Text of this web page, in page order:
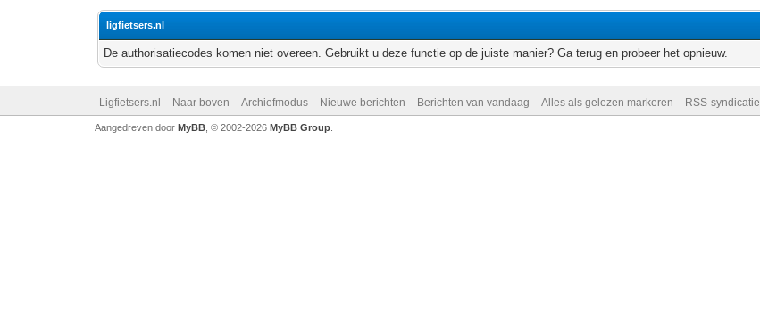
ligfietsers.nl
De authorisatiecodes komen niet overeen. Gebruikt u deze functie op de juiste manier? Ga terug en probeer het opnieuw.
Ligfietsers.nl Naar boven Archiefmodus Nieuwe berichten Berichten van vandaag Alles als gelezen markeren RSS-syndicatie
Aangedreven door MyBB, © 2002-2026 MyBB Group.